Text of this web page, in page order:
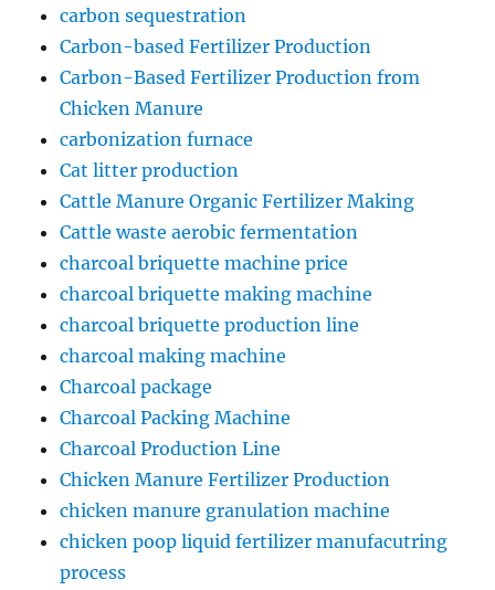
carbon sequestration
Carbon-based Fertilizer Production
Carbon-Based Fertilizer Production from
Chicken Manure
carbonization furnace
Cat litter production
Cattle Manure Organic Fertilizer Making
Cattle waste aerobic fermentation
charcoal briquette machine price
charcoal briquette making machine
charcoal briquette production line
charcoal making machine
Charcoal package
Charcoal Packing Machine
Charcoal Production Line
Chicken Manure Fertilizer Production
chicken manure granulation machine
chicken poop liquid fertilizer manufacutring
process